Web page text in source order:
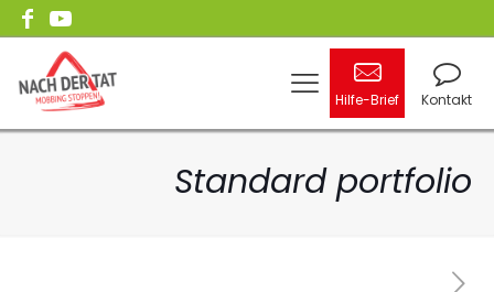
Hilfe-Brief Kontakt
Standard portfolio